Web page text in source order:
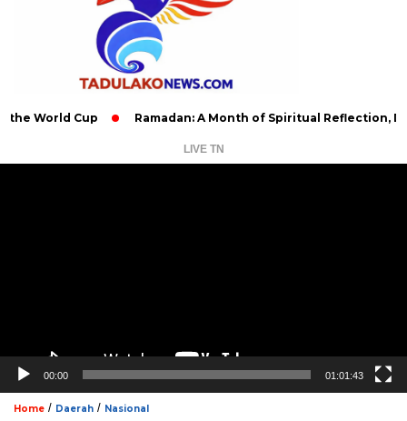
Cup Ramadan: A Month of Spiritual Reflection,
LIVE TN
00:00 01:01:43
Home / Daerah / Nasional